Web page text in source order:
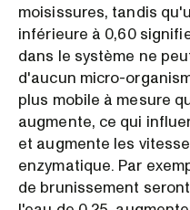
moisissures, tandis
inférieure à 0,60
dans le système ne
d'aucun micro-
plus mobile à mesure
augmente, ce qui
et augmente les
enzymatique. Par
de brunissement